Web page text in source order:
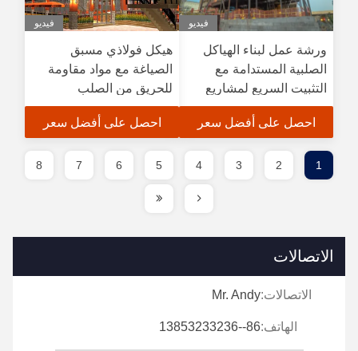
فيديو
ورشة عمل لبناء الهياكل
الصلبية المستدامة مع
التثبيت السريع لمشاريع
أفريقيا
احصل على أفضل سعر
فيديو
هيكل فولاذي مسبق
الصياغة مع مواد مقاومة
للحريق من الصلب
Q235/Q345 وعمر الخدمة
20-50 عامًا لأورشية
احصل على أفضل سعر
1
2
3
4
5
6
7
8
الاتصالات
الاتصالات:Mr. Andy
الهاتف:86--13853233236